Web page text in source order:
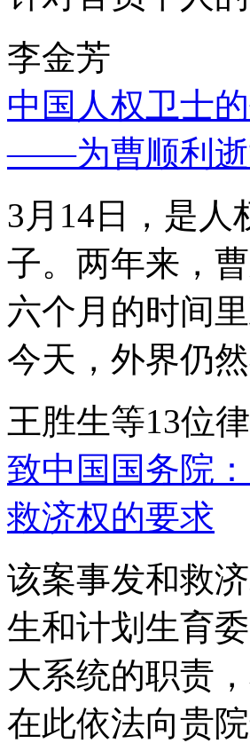
李金芳
中国人权卫士
——为曹顺利逝
3月14日，是人
子。两年来，
六个月的时间
今天，外界仍
王胜生等13位
致中国国务院
救济权的要求
该案事发和救
生和计划生育
大系统的职责
在此依法向贵